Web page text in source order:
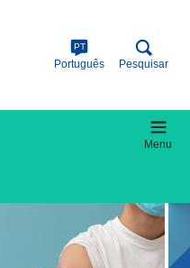
PT
Português Pesquisar
Menu